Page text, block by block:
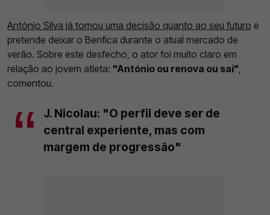
António Silva já tomou uma decisão quanto ao seu futuro e
pretende deixar o Benfica durante o atual mercado de
verão. Sobre este desfecho, o ator foi muito claro em
relação ao jovem atleta: "António ou renova ou sai"
comentou.
J. Nicolau: "O perfil deve ser de
central experiente, mas com
margem de progressão"